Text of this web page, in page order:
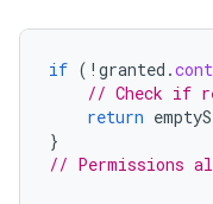
if ( ! granted .
// Check if
return
}
// Permissions